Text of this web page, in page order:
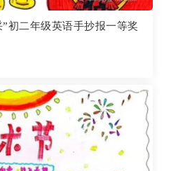
初二年级英语手抄报一等奖